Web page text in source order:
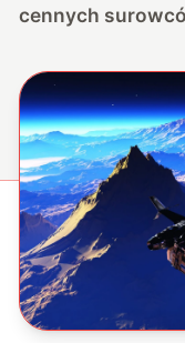
cennych